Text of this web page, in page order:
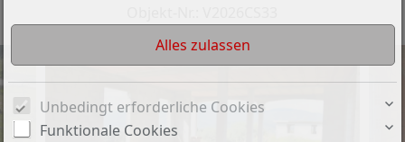
Unbedingt erforderliche Cookies
Funktionale Cookies